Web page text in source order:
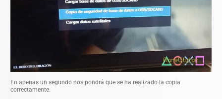
En apenas un segundo nos pondrá que se ha realizado la copia
correctamente.